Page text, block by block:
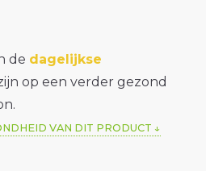
de dagelijkse
op een verder gezond
VAN DIT PRODUCT